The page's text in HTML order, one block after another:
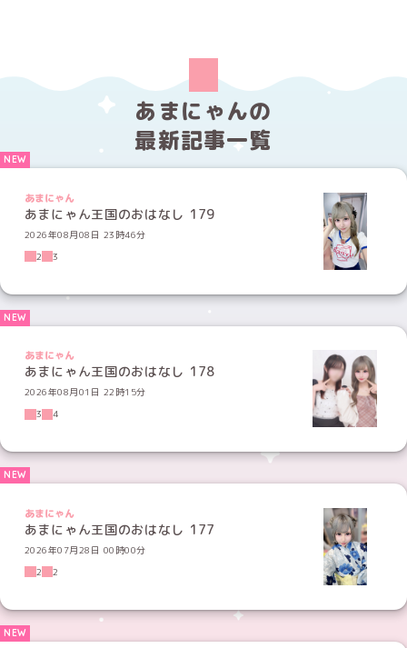
あまにゃんの
最新記事一覧
あまにゃん
あまにゃん王国のおはなし 179
2026年08月08日 23時46分
2
3
あまにゃん
あまにゃん王国のおはなし 178
2026年08月01日 22時15分
3
4
あまにゃん
あまにゃん王国のおはなし 177
2026年07月28日 00時00分
2
2